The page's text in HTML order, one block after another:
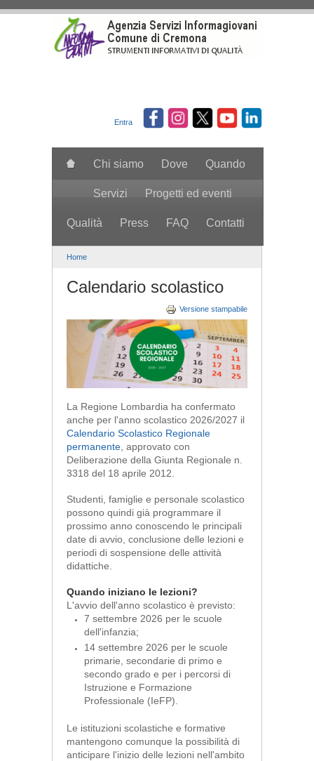
Entra
Chi siamo Dove Quando
Servizi Progetti ed eventi
Qualità Press FAQ Contatti
Home
Calendario scolastico
Versione stampabile
La Regione Lombardia ha confermato
anche per l'anno scolastico 2026/2027 il
Calendario Scolastico Regionale
permanente , approvato con
Deliberazione della Giunta Regionale n.
3318 del 18 aprile 2012.
Studenti, famiglie e personale scolastico
possono quindi già programmare il
prossimo anno conoscendo le principali
date di avvio, conclusione delle lezioni e
periodi di sospensione delle attività
didattiche.
Quando iniziano le lezioni?
L'avvio dell'anno scolastico è previsto:
7 settembre 2026 per le scuole
dell'infanzia;
14 settembre 2026 per le scuole
primarie, secondarie di primo e
secondo grado e per i percorsi di
Istruzione e Formazione
Professionale (IeFP).
Le istituzioni scolastiche e formative
mantengono comunque la possibilità di
anticipare l'inizio delle lezioni nell'ambito